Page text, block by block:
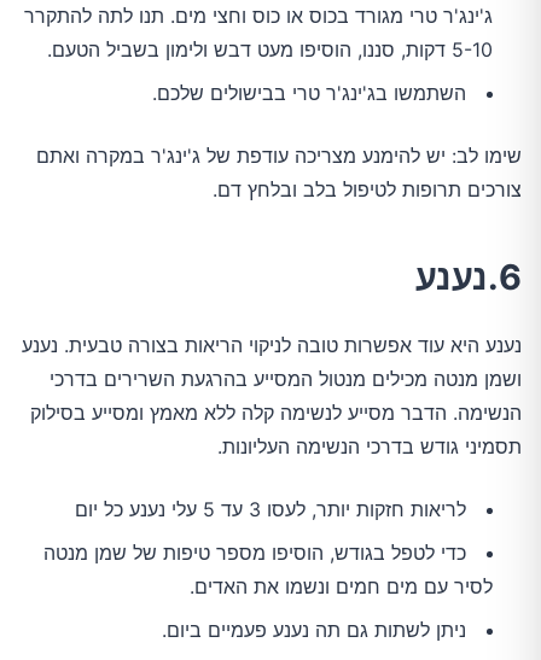
ג'ינג'ר טרי מגורד בכוס או כוס וחצי מים. תנו לתה להתקרר
5-10 דקות, סננו, הוסיפו מעט דבש ולימון בשביל הטעם.
השתמשו בג'ינג'ר טרי בבישולים שלכם.
שימו לב: יש להימנע מצריכה עודפת של ג'ינג'ר במקרה ואתם
צורכים תרופות לטיפול בלב ובלחץ דם.
6.נענע
נענע היא עוד אפשרות טובה לניקוי הריאות בצורה טבעית. נענע
ושמן מנטה מכילים מנטול המסייע בהרגעת השרירים בדרכי
הנשימה. הדבר מסייע לנשימה קלה ללא מאמץ ומסייע בסילוק
תסמיני גודש בדרכי הנשימה העליונות.
לריאות חזקות יותר, לעסו 3 עד 5 עלי נענע כל יום
כדי לטפל בגודש, הוסיפו מספר טיפות של שמן מנטה
לסיר עם מים חמים ונשמו את האדים.
ניתן לשתות גם תה נענע פעמיים ביום.